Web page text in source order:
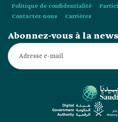
Politique de confidentialité
Contactez-nous
Carrières
Abonnez-vous à la